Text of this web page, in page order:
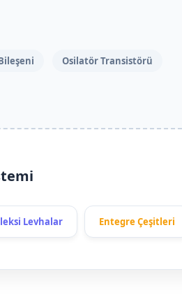
Osilatör Transistörü
Levhalar Entegre Çeşitleri